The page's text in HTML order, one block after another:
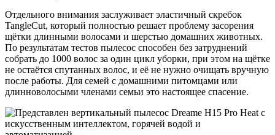
Отдельного внимания заслуживает эластичный скребок
TangleCut, который полностью решает проблему засорения
щётки длинными волосами и шерстью домашних животных.
По результатам тестов пылесос способен без затруднений
собрать до 1000 волос за один цикл уборки, при этом на щётке
не остаётся спутанных волос, и её не нужно очищать вручную
после работы. Для семей с домашними питомцами или
длинноволосыми членами семьи это настоящее спасение.